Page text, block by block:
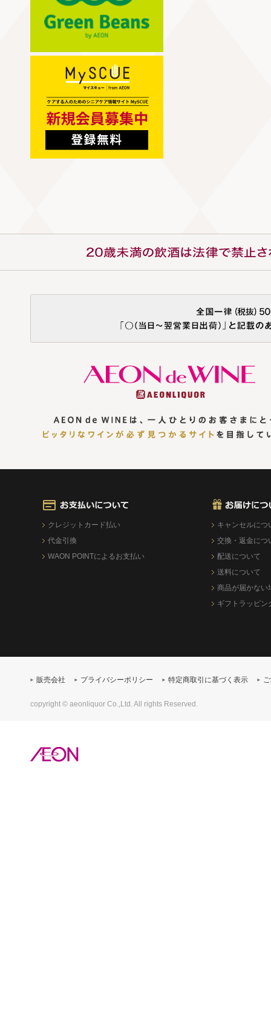
クレジットカード払い
代金引換
WAON POINTによるお支払い
キャンセルにつ
交換・返金につ
配送について
送料について
商品が届かない
ギフトラッピン
販売会社 プライバシーポリシー 特定商取引に基づく表示
copyright © aeonliquor Co.,Ltd. All rights Reserved.